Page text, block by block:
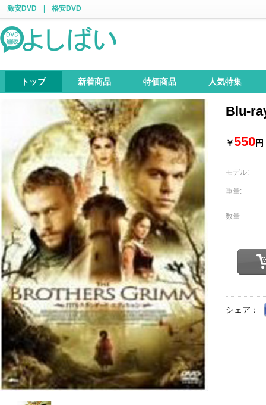
激安DVD 格安DVD
トップ 新着商品 特価商品 人気特集
Blu-
￥550円
モデル:
重量:
数量
シェア：